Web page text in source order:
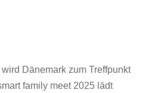
Dänemark zum Treffpunkt
family meet 2025 lädt